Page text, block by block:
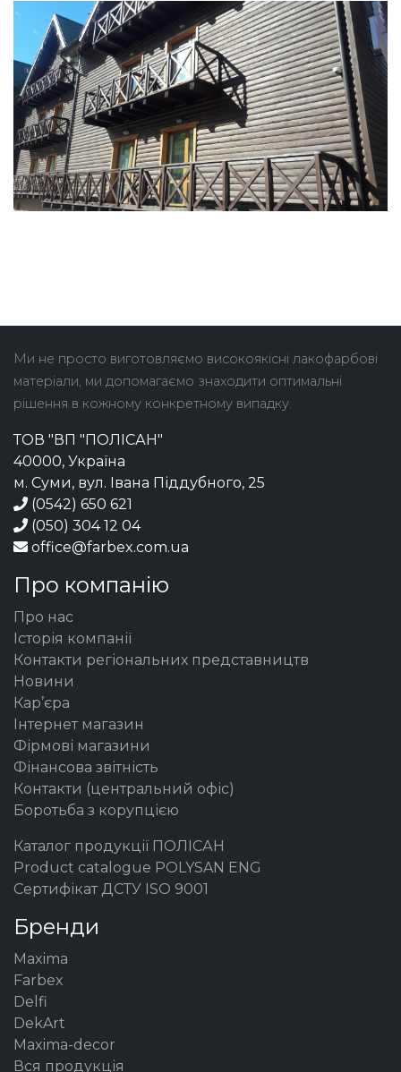
Ми не просто виготовляємо високоякісні лакофарбові
матеріали, ми допомагаємо знаходити оптимальні
рішення в кожному конкретному випадку.
ТОВ "ВП "ПОЛІСАН"
40000, Україна
м. Суми, вул. Івана Піддубного, 25
(0542) 650 621
(050) 304 12 04
office@farbex.com.ua
Про компанію
Про нас
Історія компанії
Контакти регіональних представництв
Новини
Кар’єра
Інтернет магазин
Фірмові магазини
Фінансова звітність
Контакти (центральний офіс)
Боротьба з корупцією
Каталог продукції ПОЛІСАН
Product catalogue POLYSAN ENG
Сертифікат ДСТУ ISO 9001
Бренди
Maxima
Farbex
Delfi
DekArt
Maxima-decor
Вся продукція